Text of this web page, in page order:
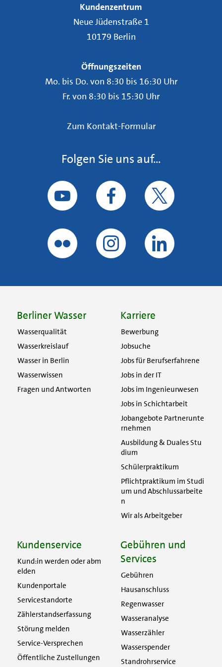
Kundenzentrum
Neue Jüdenstraße 1
10179 Berlin
Öffnungszeiten
Mo. bis Do. von 8:30 bis 16:30 Uhr
Fr. von 8:30 bis 15:30 Uhr
Zum Kontakt-Formular
Folgen Sie uns auf...
Berliner Wasser
Wasserqualität
Wasserkreislauf
Wasser in Berlin
Wasserwissen
Fragen und Antworten
Karriere
Bewerbung
Jobsuche
Jobs für Berufserfahrene
Jobs in der IT
Jobs im Ingenieurwesen
Jobs in Schichtarbeit
Jobangebote Partnerunte
rnehmen
Ausbildung & Duales Stu
dium
Schülerpraktikum
Pflichtpraktikum im Studi
um und Abschlussarbeite
n
Wir als Arbeitgeber
Kundenservice
Kund:in werden oder abm
elden
Kundenportale
Servicestandorte
Zählerstandserfassung
Störung melden
Service-Versprechen
Öffentliche Zustellungen
Gebühren und
Services
Gebühren
Hausanschluss
Regenwasser
Wasseranalyse
Wasserzähler
Wasserspender
Standrohrservice